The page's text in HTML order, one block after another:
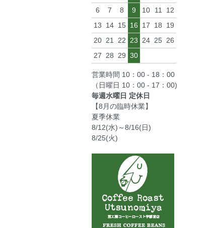
6
7 8 9 10 11
12
13
14 15 16 17 18
19
20 21 22 23 24 25 26
27 28 29 30
営業時間 10：00 - 18：00
（日曜日 10：00 - 17：00)
毎週水曜日 定休日
【8月の臨時休業】
夏季休業
8/12(水)～8/16(日)
8/25(火)